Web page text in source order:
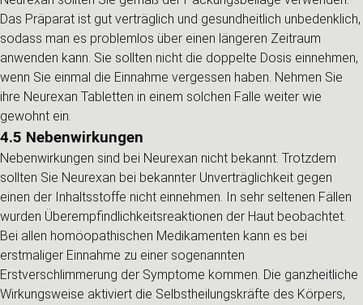
Das Präparat ist gut verträglich und gesundheitlich unbedenklich,
sodass man es problemlos über einen längeren Zeitraum
anwenden kann. Sie sollten nicht die doppelte Dosis einnehmen,
wenn Sie einmal die Einnahme vergessen haben. Nehmen Sie
ihre Neurexan Tabletten in einem solchen Falle weiter wie
gewohnt ein.
4.5 Nebenwirkungen
Nebenwirkungen sind bei Neurexan nicht bekannt. Trotzdem
sollten Sie Neurexan bei bekannter Unverträglichkeit gegen
einen der Inhaltsstoffe nicht einnehmen. In sehr seltenen Fällen
wurden Überempfindlichkeitsreaktionen der Haut beobachtet.
Bei allen homöopathischen Medikamenten kann es bei
erstmaliger Einnahme zu einer sogenannten
Erstverschlimmerung der Symptome kommen. Die ganzheitliche
Wirkungsweise aktiviert die Selbstheilungskräfte des Körpers,